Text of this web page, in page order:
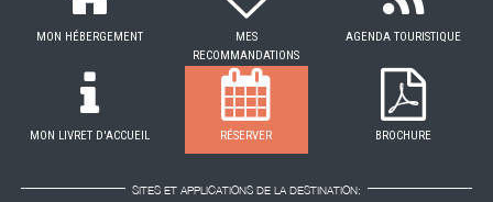
MON HÉBERGEMENT
MES
RECOMMANDATIONS
AGENDA TOURISTIQUE
MON LIVRET D'ACCUEIL RÉSERVER BROCHURE
SITES ET APPLICATIONS DE LA DESTINATION: